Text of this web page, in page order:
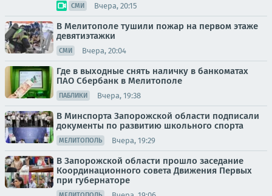
СМИ Вчера, 20:15
В Мелитополе тушили пожар на первом этаже
девятиэтажки
СМИ Вчера, 20:04
Где в выходные снять наличку в банкоматах
ПАО Сбербанк в Мелитополе
ПАБЛИКИ Вчера, 19:38
В Минспорта Запорожской области подписали
документы по развитию школьного спорта
МЕЛИТОПОЛЬ Вчера, 19:29
В Запорожской области прошло заседание
Координационного совета Движения Первых
при губернаторе